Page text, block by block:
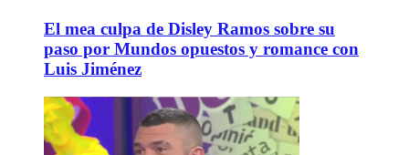
El mea culpa de Disley Ramos sobre su
paso por Mundos opuestos y romance con
Luis Jiménez